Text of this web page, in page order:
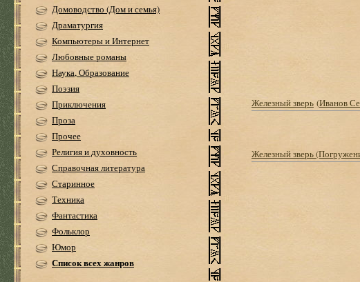
Домоводство (Дом и семья)
Драматургия
Компьютеры и Интернет
Любовные романы
Наука, Образование
Поэзия
Приключения
Проза
Прочее
Религия и духовность
Справочная литература
Старинное
Техника
Фантастика
Фольклор
Юмор
Список всех жанров
Железный зверь (Иванов
Железный зверь